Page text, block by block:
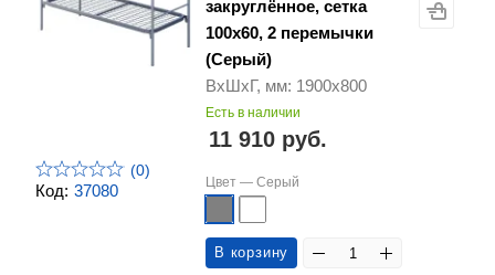
Код: 37080
(0)
закруглённое, сетка
100х60, 2 перемычки
(Серый)
ВхШхГ, мм: 1900х800
Есть в наличии
11 910 руб.
Цвет — Серый
В корзину